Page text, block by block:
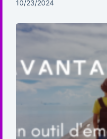
10/23/2024